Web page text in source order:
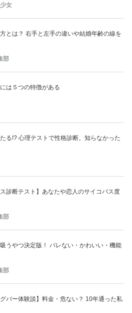
女
とは？ 右手と左手の違いや結婚年齢の線を
部
は５つの特徴がある
たる!? 心理テストで性格診断。知らなかった
ス診断テスト】あなたや恋人のサイコパス度
部
うやつ決定版！ バレない・かわいい・機能
部
グバー体験談】料金・危ない？ 10年通った私